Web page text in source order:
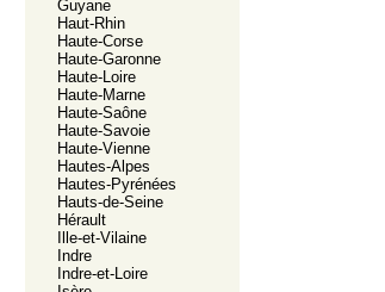
Guyane
Haut-Rhin
Haute-Corse
Haute-Garonne
Haute-Loire
Haute-Marne
Haute-Saône
Haute-Savoie
Haute-Vienne
Hautes-Alpes
Hautes-Pyrénées
Hauts-de-Seine
Hérault
Ille-et-Vilaine
Indre
Indre-et-Loire